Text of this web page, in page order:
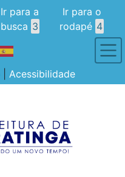
Ir para a
busca 3
Ir para o
rodapé 4
Acessibilidade